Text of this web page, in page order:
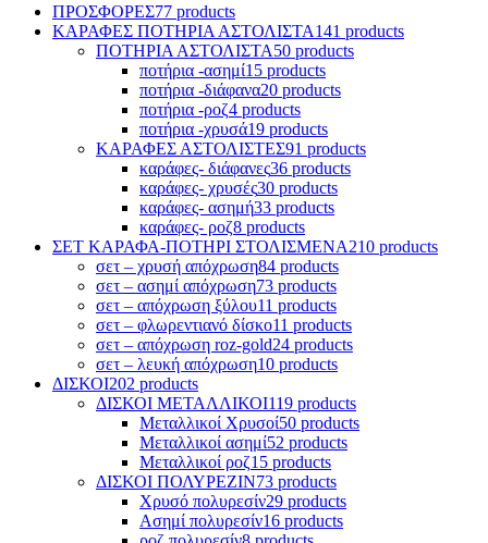
ΠΡΟΣΦΟΡΕΣ77 products
ΚΑΡΑΦΕΣ ΠΟΤΗΡΙΑ ΑΣΤΟΛΙΣΤΑ141 products
ΠΟΤΗΡΙΑ ΑΣΤΟΛΙΣΤΑ50 products
ποτήρια -ασημί15 products
ποτήρια -διάφανα20 products
ποτήρια -ροζ4 products
ποτήρια -χρυσά19 products
ΚΑΡΑΦΕΣ ΑΣΤΟΛΙΣΤΕΣ91 products
καράφες- διάφανες36 products
καράφες- χρυσές30 products
καράφες- ασημή33 products
καράφες- ροζ8 products
ΣΕΤ ΚΑΡΑΦΑ-ΠΟΤΗΡΙ ΣΤΟΛΙΣΜΕΝΑ210 products
σετ – χρυσή απόχρωση84 products
σετ – ασημί απόχρωση73 products
σετ – απόχρωση ξύλου11 products
σετ – φλωρεντιανό δίσκο11 products
σετ – απόχρωση roz-gold24 products
σετ – λευκή απόχρωση10 products
ΔΙΣΚΟΙ202 products
ΔΙΣΚΟΙ ΜΕΤΑΛΛΙΚΟΙ119 products
Μεταλλικοί Χρυσοί50 products
Μεταλλικοί ασημί52 products
Mεταλλικοί ροζ15 products
ΔΙΣΚΟΙ ΠΟΛΥΡΕΖΙΝ73 products
Χρυσό πολυρεσίν29 products
Ασημί πολυρεσίν16 products